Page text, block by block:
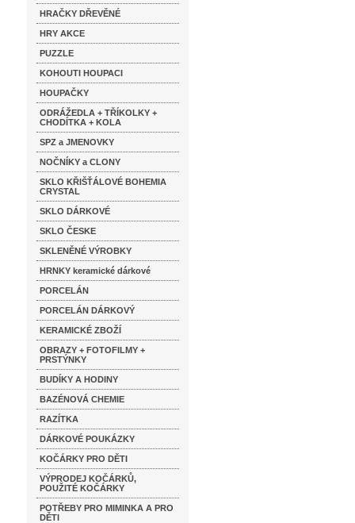
HRAČKY DŘEVĚNÉ
HRY AKCE
PUZZLE
KOHOUTI HOUPACI
HOUPAČKY
ODRÁŽEDLA + TŘÍKOLKY +
CHODÍTKA + KOLA
SPZ a JMENOVKY
NOČNÍKY a CLONY
SKLO KŘIŠŤÁLOVÉ BOHEMIA
CRYSTAL
SKLO DÁRKOVÉ
SKLO ČESKE
SKLENĚNÉ VÝROBKY
HRNKY keramické dárkové
PORCELÁN
PORCELÁN DÁRKOVÝ
KERAMICKÉ ZBOŽÍ
OBRAZY + FOTOFILMY +
PRSTÝNKY
BUDÍKY A HODINY
BAZÉNOVÁ CHEMIE
RAZÍTKA
DÁRKOVÉ POUKÁZKY
KOČÁRKY PRO DĚTI
VÝPRODEJ KOČÁRKŮ,
POUŽITÉ KOČÁRKY
POTŘEBY PRO MIMINKA A PRO
DĚTI